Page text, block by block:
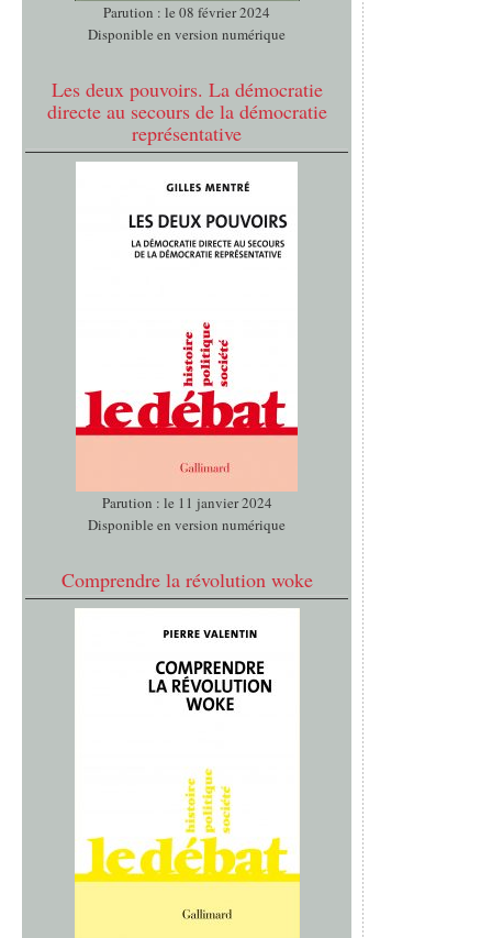
Parution : le 08 février 2024
Disponible en version numérique
Les deux pouvoirs. La démocratie
directe au secours de la démocratie
représentative
Parution : le 11 janvier 2024
Disponible en version numérique
Comprendre la révolution woke